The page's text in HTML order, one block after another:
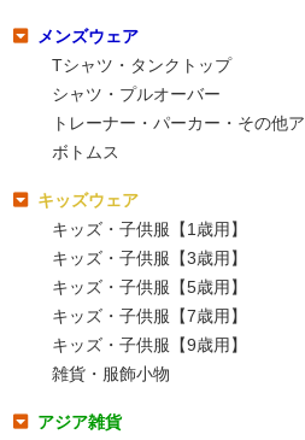
メンズウェア
Tシャツ・タンクトップ
シャツ・プルオーバー
トレーナー・パーカー・その他
ボトムス
キッズウェア
キッズ・子供服【1歳用】
キッズ・子供服【3歳用】
キッズ・子供服【5歳用】
キッズ・子供服【7歳用】
キッズ・子供服【9歳用】
雑貨・服飾小物
アジア雑貨